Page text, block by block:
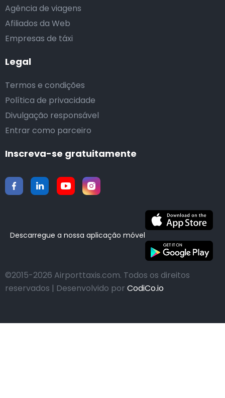
Agência de viagens
Afiliados da Web
Empresas de táxi
Legal
Termos e condições
Política de privacidade
Divulgação responsável
Entrar como parceiro
Inscreva-se gratuitamente
Descarregue a nossa aplicação móvel
©2015-2026 Airporttaxis.com. Todos os direitos
reservados | Desenvolvido por CodiCo.io